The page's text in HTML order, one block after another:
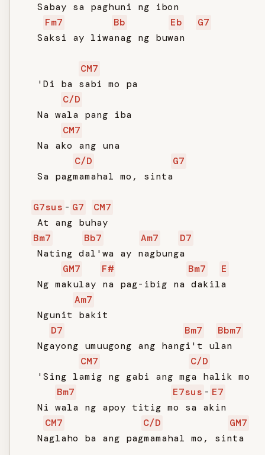
   Sabay sa paghuni ng ibon
Fm7
Bb Eb
G7
   Saksi ay liwanag ng buwan
CM7
   'Di ba sabi mo pa
C/D
   Na wala pang iba
CM7
   Na ako ang una
C/D
G7
   Sa pagmamahal mo, sinta
G7sus - G7
CM7
   At ang buhay
Bm7
Bb7 Am7
D7
   Nating dal'wa ay nagbunga
GM7
F# Bm7
E
   Ng makulay na pag-ibig na dakila
Am7
   Ngunit bakit
D7
Bm7
Bbm7
   Ngayong umuugong ang hangi't ulan
CM7
C/D
   'Sing lamig ng gabi ang mga halik mo
Bm7
E7sus - E7
   Ni wala ng apoy titig mo sa akin
CM7
C/D
GM7
   Naglaho ba ang pagmamahal mo, sinta